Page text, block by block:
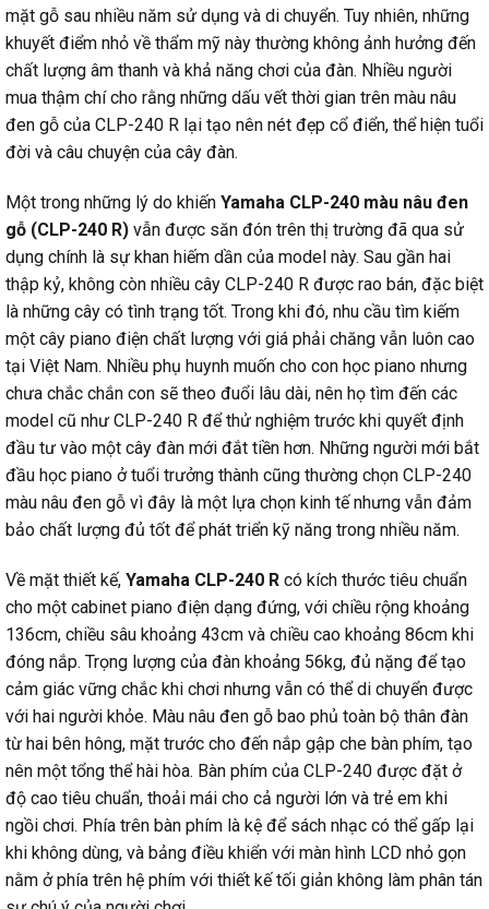
mặt gỗ sau nhiều năm sử dụng và di chuyển. Tuy nhiên, những
khuyết điểm nhỏ về thẩm mỹ này thường không ảnh hưởng đến
chất lượng âm thanh và khả năng chơi của đàn. Nhiều người
mua thậm chí cho rằng những dấu vết thời gian trên màu nâu
đen gỗ của CLP-240 R lại tạo nên nét đẹp cổ điển, thể hiện tuổi
đời và câu chuyện của cây đàn.
Một trong những lý do khiến Yamaha CLP-240 màu nâu đen
gỗ (CLP-240 R) vẫn được săn đón trên thị trường đã qua sử
dụng chính là sự khan hiếm dần của model này. Sau gần hai
thập kỷ, không còn nhiều cây CLP-240 R được rao bán, đặc biệt
là những cây có tình trạng tốt. Trong khi đó, nhu cầu tìm kiếm
một cây piano điện chất lượng với giá phải chăng vẫn luôn cao
tại Việt Nam. Nhiều phụ huynh muốn cho con học piano nhưng
chưa chắc chắn con sẽ theo đuổi lâu dài, nên họ tìm đến các
model cũ như CLP-240 R để thử nghiệm trước khi quyết định
đầu tư vào một cây đàn mới đắt tiền hơn. Những người mới bắt
đầu học piano ở tuổi trưởng thành cũng thường chọn CLP-240
màu nâu đen gỗ vì đây là một lựa chọn kinh tế nhưng vẫn đảm
bảo chất lượng đủ tốt để phát triển kỹ năng trong nhiều năm.
Về mặt thiết kế, Yamaha CLP-240 R có kích thước tiêu chuẩn
cho một cabinet piano điện dạng đứng, với chiều rộng khoảng
136cm, chiều sâu khoảng 43cm và chiều cao khoảng 86cm khi
đóng nắp. Trọng lượng của đàn khoảng 56kg, đủ nặng để tạo
cảm giác vững chắc khi chơi nhưng vẫn có thể di chuyển được
với hai người khỏe. Màu nâu đen gỗ bao phủ toàn bộ thân đàn
từ hai bên hông, mặt trước cho đến nắp gập che bàn phím, tạo
nên một tổng thể hài hòa. Bàn phím của CLP-240 được đặt ở
độ cao tiêu chuẩn, thoải mái cho cả người lớn và trẻ em khi
ngồi chơi. Phía trên bàn phím là kệ để sách nhạc có thể gấp lại
khi không dùng, và bảng điều khiển với màn hình LCD nhỏ gọn
nằm ở phía trên hệ phím với thiết kế tối giản không làm phân tán